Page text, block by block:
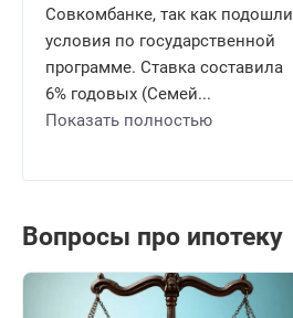
Совкомбанке, так как подошли
условия по государственной
программе. Ставка составила
6% годовых (Семей...
Показать полностью
Вопросы про ипотеку